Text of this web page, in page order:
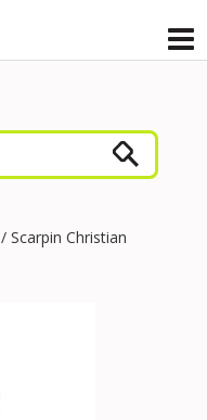
/ Scarpin Christian